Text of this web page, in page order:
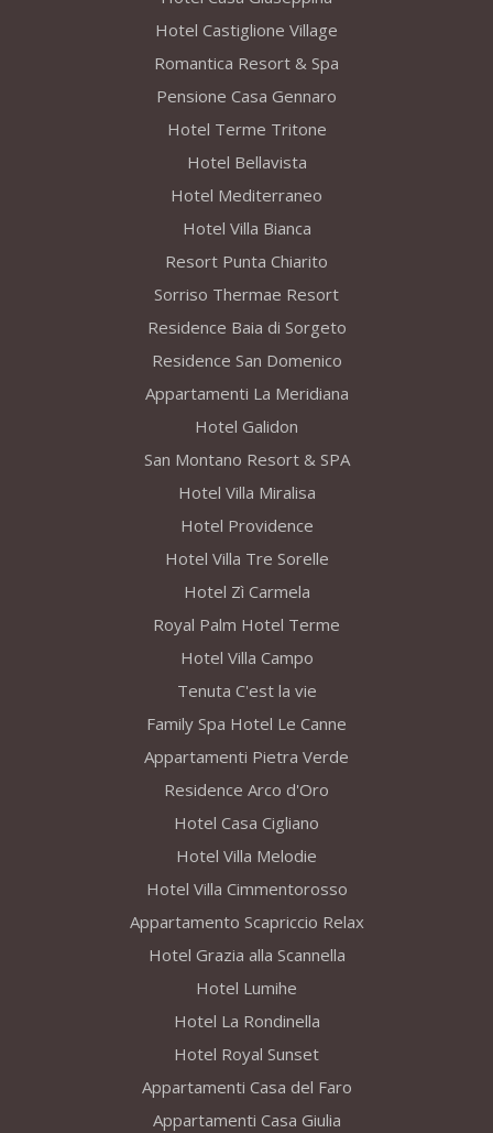
Hotel Castiglione Village
Romantica Resort & Spa
Pensione Casa Gennaro
Hotel Terme Tritone
Hotel Bellavista
Hotel Mediterraneo
Hotel Villa Bianca
Resort Punta Chiarito
Sorriso Thermae Resort
Residence Baia di Sorgeto
Residence San Domenico
Appartamenti La Meridiana
Hotel Galidon
San Montano Resort & SPA
Hotel Villa Miralisa
Hotel Providence
Hotel Villa Tre Sorelle
Hotel Zì Carmela
Royal Palm Hotel Terme
Hotel Villa Campo
Tenuta C'est la vie
Family Spa Hotel Le Canne
Appartamenti Pietra Verde
Residence Arco d'Oro
Hotel Casa Cigliano
Hotel Villa Melodie
Hotel Villa Cimmentorosso
Appartamento Scapriccio Relax
Hotel Grazia alla Scannella
Hotel Lumihe
Hotel La Rondinella
Hotel Royal Sunset
Appartamenti Casa del Faro
Appartamenti Casa Giulia